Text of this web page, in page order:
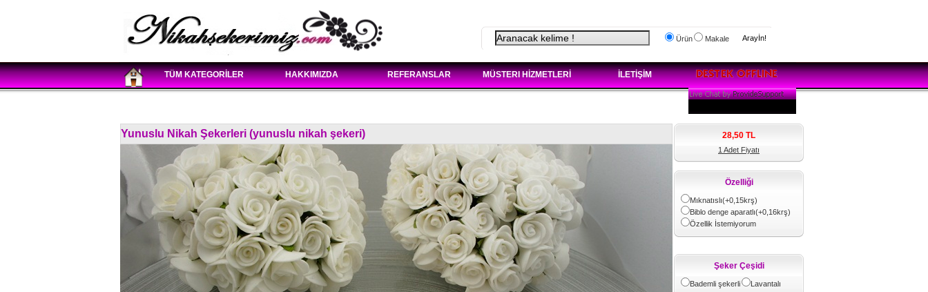
Ürün Makale Arayİn!
TÜM KATEGORİLER HAKKIMIZDA REFERANSLAR MÜSTERI HİZMETLERİ İLETİŞİM
Yunuslu Nikah Şekerleri (yunuslu nikah şekeri) 28,50 TL
1 Adet Fiyatı
Özelliği
Mıknatıslı(+0,15krş)
Biblo denge aparatlı(+0,16krş)
Özellik İstemiyorum
Şeker Çeşidi
Bademli şekerli Lavantalı